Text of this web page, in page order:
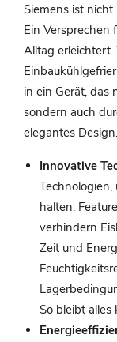
Siemens ist
Ein Versprechen
Alltag
in ein Gerät, das
sondern auch
elegantes Design.
Innovative
halten.
verhindern
Zeit und
So bleibt